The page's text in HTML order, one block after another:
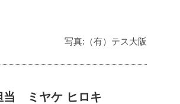
写真:（有）テス大阪
当 ミヤケ ヒロキ